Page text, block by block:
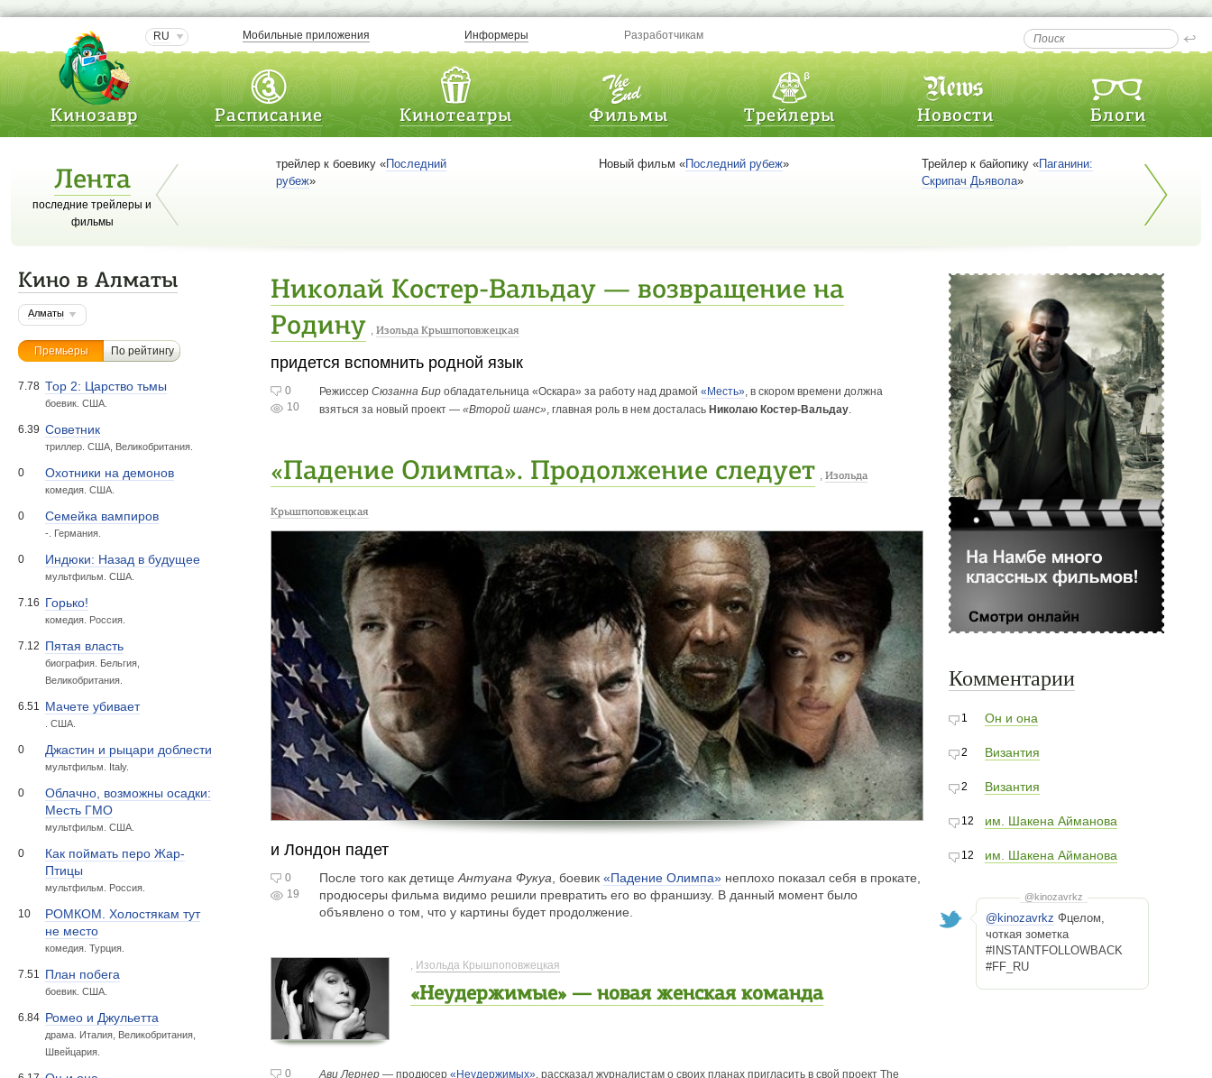
RU Мобильные приложения Информеры Разработчикам
Кинозавр Расписание Кинотеатры Фильмы Трейлеры Новости Блоги
Лента
последние трейлеры и
фильмы
трейлер к боевику «Последний
рубеж»
Новый фильм «Последний рубеж» Трейлер к байопику «Паганини:
Скрипач Дьявола»
Кино в Алматы
Алматы
Премьеры По рейтингу
7.78 Тор 2: Царство тьмы
боевик. США.
6.39 Советник
триллер. США, Великобритания.
0 Охотники на демонов
комедия. США.
0 Семейка вампиров
-. Германия.
0 Индюки: Назад в будущее
мультфильм. США.
7.16 Горько!
комедия. Россия.
7.12 Пятая власть
биография. Бельгия,
Великобритания.
6.51 Мачете убивает
. США.
0 Джастин и рыцари доблести
мультфильм. Italy.
0
Облачно, возможны осадки:
Месть ГМО
мультфильм. США.
0
Как поймать перо Жар-
Птицы
мультфильм. Россия.
10
РОМКОМ. Холостякам тут
не место
комедия. Турция.
7.51 План побега
боевик. США.
6.84 Ромео и Джульетта
драма. Италия, Великобритания,
Швейцария.
Николай Костер-Вальдау — возвращение на
Родину ,Изольда Крышпоповжецкая
придется вспомнить родной язык
0
10
Режиссер Сюзанна Бир обладательница «Оскара» за работу над драмой«Месть», в скором времени должна
взяться за новый проект — «Второй шанс», главная роль в нем досталась Николаю Костер-Вальдау.
«Падение Олимпа». Продолжение следует ,Изольда
Крышпоповжецкая
и Лондон падет
0
19
После того как детищеАнтуана Фукуа, боевик«Падение Олимпа» неплохо показал себя в прокате,
продюсеры фильма видимо решили превратить его во франшизу. В данный момент было
объявлено о том, что у картины будет продолжение.
, Изольда Крышпоповжецкая
«Неудержимые» — новая женская команда
0 Ави Лернер — продюсер«Неудержимых», рассказал журналистам о своих планах пригласить в свой проект The
Комментарии
1 Он и она
2 Византия
2 Византия
12 им. Шакена Айманова
12 им. Шакена Айманова
@kinozavrkz
@kinozavrkz Фцелом,
чоткая зометка
#INSTANTFOLLOWBACK
#FF_RU